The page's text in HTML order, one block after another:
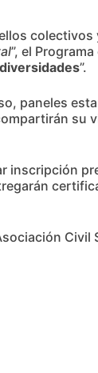
colectivos
”, el
”.
paneles
su
inscripción
Civil